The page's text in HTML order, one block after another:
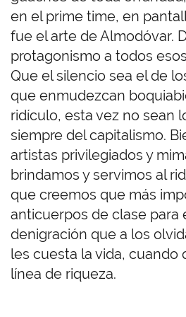
en el prime time, en
fue el arte de Almodóvar.
protagonismo a todos
Que el silencio sea el de
que enmudezcan
ridículo, esta vez no sean
siempre del capitalismo.
artistas privilegiados y
brindamos y servimos al
que creemos que más
anticuerpos de clase para
denigración que a los
les cuesta la vida, cuando
línea de riqueza.